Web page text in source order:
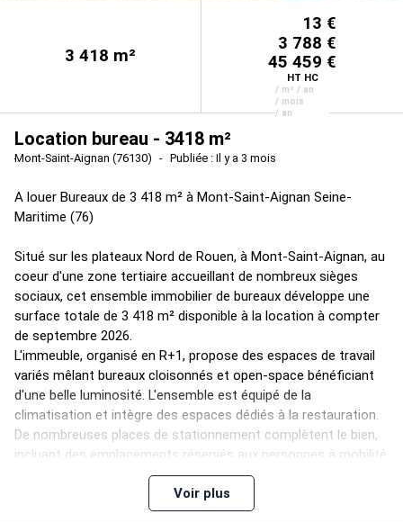
3 418 m²
13 €
3 788 €
45 459 €
HT HC
/ m² / an
/ mois
/ an
Location bureau - 3418 m²
Mont-Saint-Aignan (76130) Publiée : Il y a 3 mois
A louer Bureaux de 3 418 m² à Mont-Saint-Aignan Seine-
Maritime (76)
Situé sur les plateaux Nord de Rouen, à Mont-Saint-Aignan, au
coeur d'une zone tertiaire accueillant de nombreux sièges
sociaux, cet ensemble immobilier de bureaux développe une
surface totale de 3 418 m² disponible à la location à compter
de septembre 2026.
L'immeuble, organisé en R+1, propose des espaces de travail
variés mêlant bureaux cloisonnés et open-space bénéficiant
d'une belle luminosité. L'ensemble est équipé de la
climatisation et intègre des espaces dédiés à la restauration.
De nombreuses places de stationnement complètent le bien,
incluant des emplacements réservés aux personnes à mobilité
Ces bureaux sont proposés à la location pour un loyer annuel
Voir plus